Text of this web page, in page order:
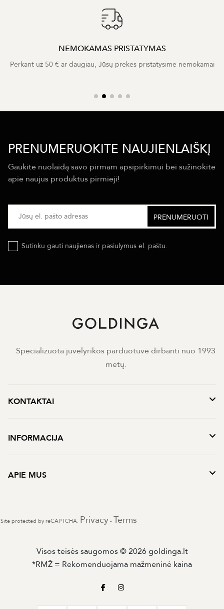
NEMOKAMAS PRISTATYMAS
Perkant už 50 € ar daugiau, Jūsų prekes pristatysime nemokamai
PRENUMERUOKITE NAUJIENLAIŠKĮ
Gaukite nuolaidą savo pirmam apsipirkimui bei sužinokite
apie naujus produktus pirmieji!
Sutinku gauti naujienas ir pasiulymus el. paštu.
Specializuota juvelyrikos parduotuvė dirbanti nuo 1993
metų.
KONTAKTAI
INFORMACIJA
APIE MUS
Site protected by reCAPTCHA. Privacy - Terms
Visos teisės saugomos © 2026 goldinga.lt
*RMŽ = Rekomenduojama mažmeninė kaina